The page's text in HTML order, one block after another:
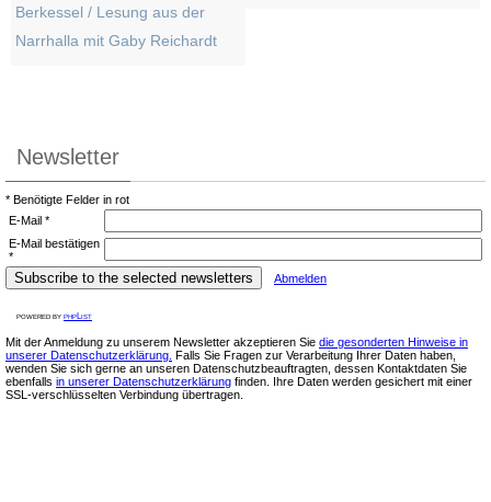
Berkessel / Lesung aus der
Narrhalla mit Gaby Reichardt
Newsletter